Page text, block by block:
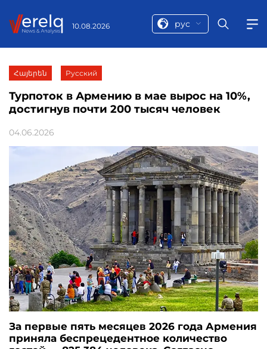
10.08.2026 рус
Հայերեն Русский
Турпоток в Армению в мае вырос на 10%,
достигнув почти 200 тысяч человек
04.06.2026
За первые пять месяцев 2026 года Армения
приняла беспрецедентное количество